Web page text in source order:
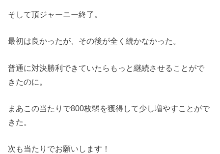
そして頂ジャーニー終了。
最初は良かったが、その後が全く続かなかった。
普通に対決勝利できていたらもっと継続させることがで
きたのに。
まあこの当たりで800枚弱を獲得して少し増やすことがで
きた。
次も当たりでお願いします！